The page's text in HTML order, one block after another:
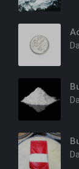
Da
Da
Da